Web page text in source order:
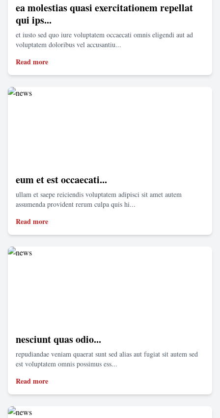
ea molestias quasi exercitationem repellat
qui ips...
et iusto sed quo iure voluptatem occaecati omnis eligendi aut ad
voluptatem doloribus vel accusantiu...
Read more
eum et est occaecati...
ullam et saepe reiciendis voluptatem adipisci sit amet autem
assumenda provident rerum culpa quis hi...
Read more
nesciunt quas odio...
repudiandae veniam quaerat sunt sed alias aut fugiat sit autem sed
est voluptatem omnis possimus ess...
Read more